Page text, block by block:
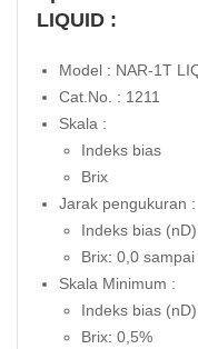
LIQUID :
Model : NAR-1T
Cat.No. : 1211
Skala :
Indeks bias
Brix
Jarak pengukuran :
Indeks bias
Brix: 0,0
Skala Minimum :
Indeks bias
Brix: 0,5%